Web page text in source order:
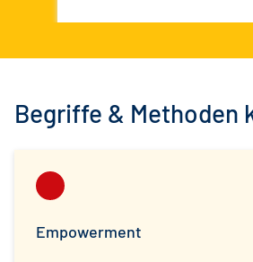
Rassismus e. V.
Begriffe & Methoden
Empowerment